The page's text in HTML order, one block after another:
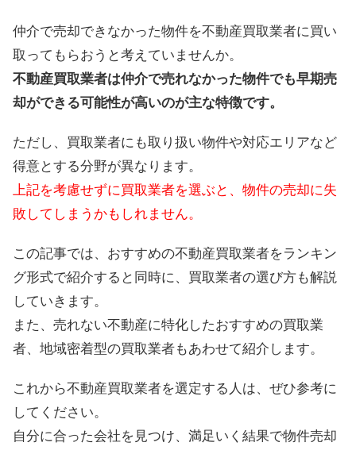
仲介で売却できなかった物件を不動産買取業者に買い
取ってもらおうと考えていませんか。
不動産買取業者は仲介で売れなかった物件でも早期売
却ができる可能性が高いのが主な特徴です。
ただし、買取業者にも取り扱い物件や対応エリアなど
得意とする分野が異なります。
上記を考慮せずに買取業者を選ぶと、物件の売却に失
敗してしまうかもしれません。
この記事では、おすすめの不動産買取業者をランキン
グ形式で紹介すると同時に、買取業者の選び方も解説
していきます。
また、売れない不動産に特化したおすすめの買取業
者、地域密着型の買取業者もあわせて紹介します。
これから不動産買取業者を選定する人は、ぜひ参考に
してください。
自分に合った会社を見つけ、満足いく結果で物件売却